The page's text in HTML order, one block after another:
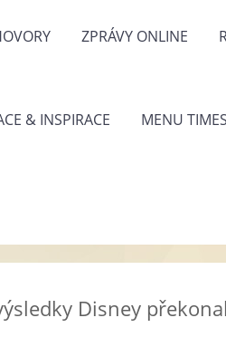
ZPRÁVY ONLINE
& INSPIRACE MENU TIMES
Disney